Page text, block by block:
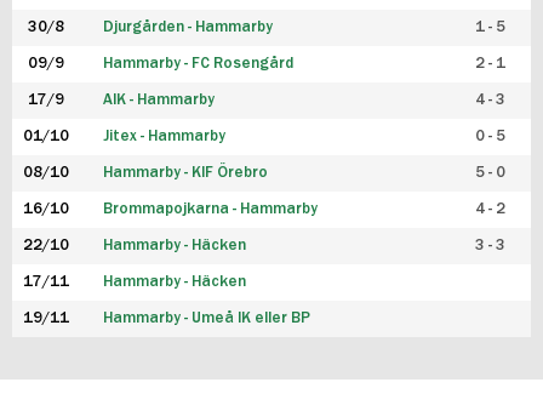
30/8 Djurgården - Hammarby 1 - 5
09/9 Hammarby - FC Rosengård 2 - 1
17/9 AIK - Hammarby 4 - 3
01/10 Jitex - Hammarby 0 - 5
08/10 Hammarby - KIF Örebro 5 - 0
16/10 Brommapojkarna - Hammarby 4 - 2
22/10 Hammarby - Häcken 3 - 3
17/11 Hammarby - Häcken
19/11 Hammarby - Umeå IK eller BP